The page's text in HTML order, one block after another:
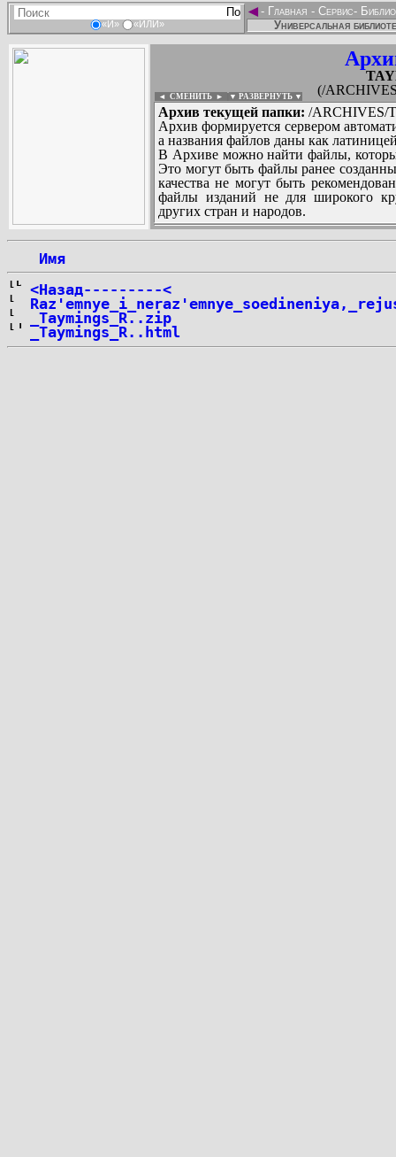
«И» «ИЛИ»
◄- Главная - Сервис-
Универсальная
(/
◄ СМЕНИТЬ ► ▼ РАЗВЕРНУТЬ ▼
Архив текущей папки: /ARCHIVES/
Архив формируется сервером
а названия файлов даны как
В Архиве можно найти файлы,
Это могут быть файлы ранее
качества не могут быть
файлы изданий не для широкого
других стран и народов.
Имя
<Назад---------<
_Taymings_R..zip
_Taymings_R..html